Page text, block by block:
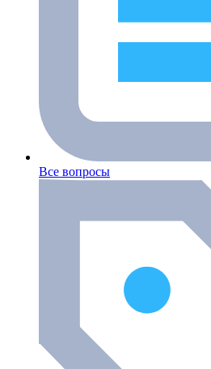
Все вопросы